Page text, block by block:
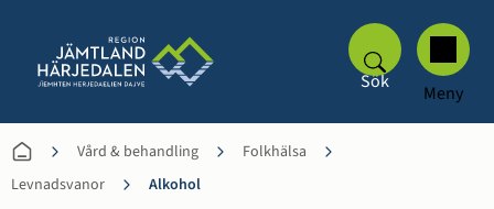
Sök Meny
Vård & behandling
Folkhälsa
Levnadsvanor
Alkohol